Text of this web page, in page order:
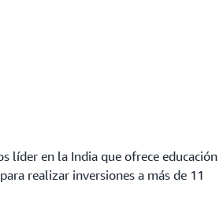
líder en la India que ofrece educación
realizar inversiones a más de 11